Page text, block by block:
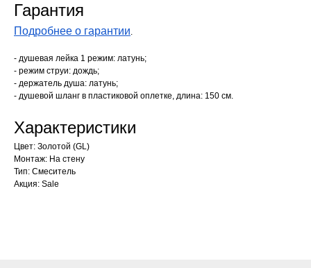
Гарантия
Подробнее о гарантии.
- душевая лейка 1 режим: латунь;
- режим струи: дождь;
- держатель душа: латунь;
- душевой шланг в пластиковой оплетке, длина: 150 см.
Характеристики
Цвет: Золотой (GL)
Монтаж: На стену
Тип: Смеситель
Акция: Sale